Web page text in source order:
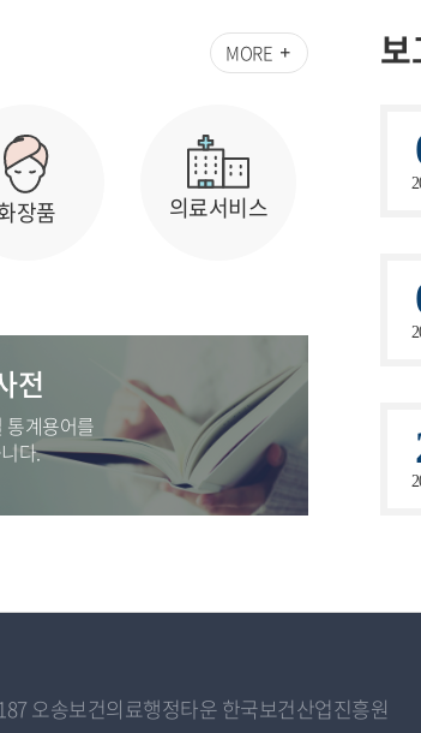
장품 의료서비스
MORE
전
통계용어를
다.
오송보건의료행정타운 한국보건산업진흥원